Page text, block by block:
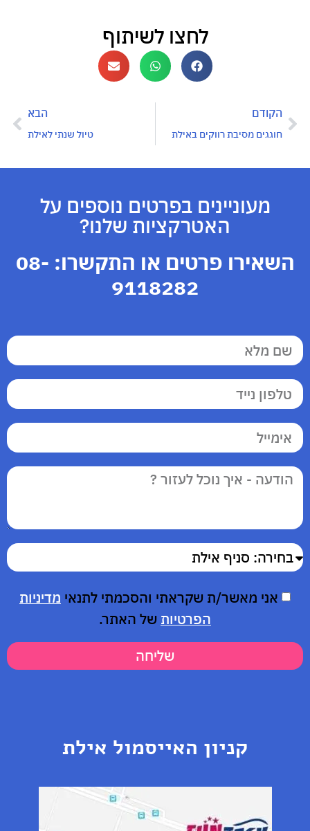
לחצו לשיתוף
הקודם
חוגגים מסיבת רווקים באילת
הבא
טיול שנתי לאילת
מעוניינים בפרטים נוספים על
האטרקציות שלנו?
השאירו פרטים או התקשרו: 08-
9118282
אני מאשר/ת שקראתי והסכמתי לתנאי מדיניות
הפרטיות של האתר.
שליחה
קניון האייסמול אילת